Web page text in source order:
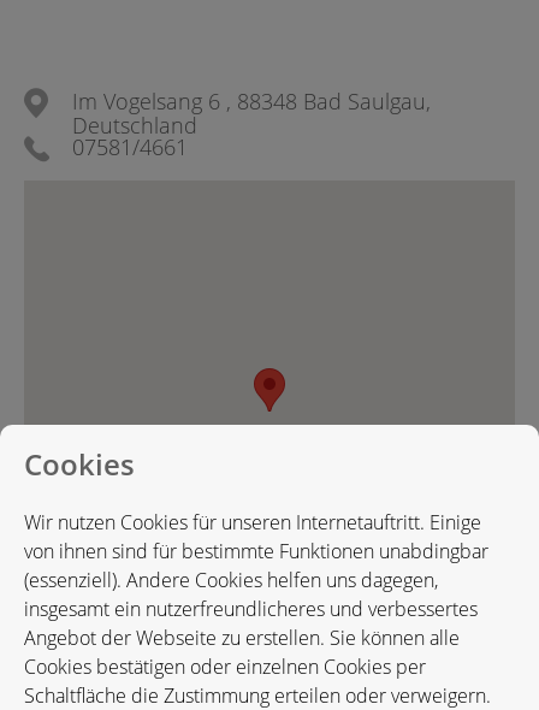
Im Vogelsang 6 , 88348 Bad Saulgau,
Deutschland
07581/4661
Karte in Google Maps öffnen
Cookies
Wir nutzen Cookies für unseren Internetauftritt. Einige
von ihnen sind für bestimmte Funktionen unabdingbar
(essenziell). Andere Cookies helfen uns dagegen,
insgesamt ein nutzerfreundlicheres und verbessertes
Angebot der Webseite zu erstellen. Sie können alle
Cookies bestätigen oder einzelnen Cookies per
Schaltfläche die Zustimmung erteilen oder verweigern.